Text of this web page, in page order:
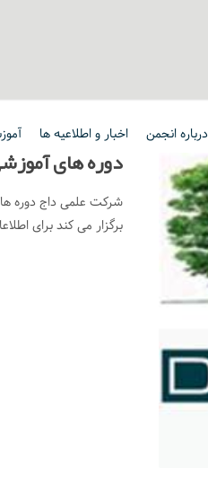
درباره انجمن اخبار و اطلاعیه ها
دوره های
شرکت علمی داج دوره
برگزار می کند برای